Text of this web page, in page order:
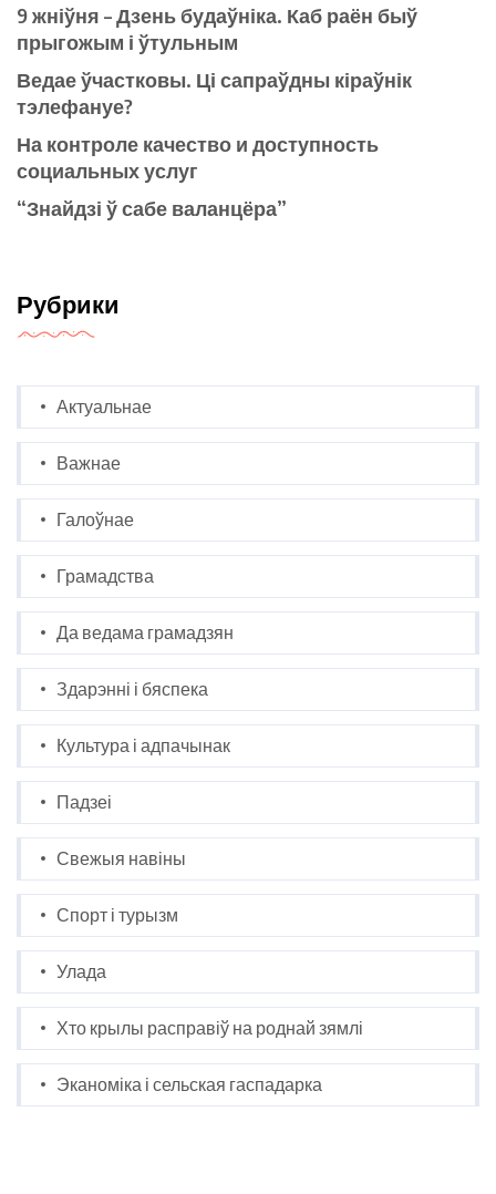
9 жніўня – Дзень будаўніка. Каб раён быў
прыгожым і ўтульным
Ведае ўчастковы. Ці сапраўдны кіраўнік
тэлефануе?
На контроле качество и доступность
социальных услуг
“Знайдзі ў сабе валанцёра”
Рубрики
Актуальнае
Важнае
Галоўнае
Грамадства
Да ведама грамадзян
Здарэнні і бяспека
Культура і адпачынак
Падзеі
Свежыя навіны
Спорт і турызм
Улада
Хто крылы расправіў на роднай зямлі
Эканоміка і сельская гаспадарка